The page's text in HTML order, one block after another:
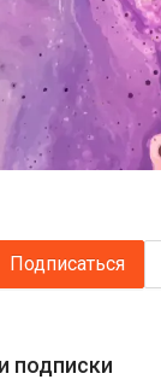
Подписаться
подписки